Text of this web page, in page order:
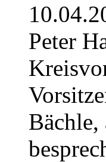
Peter
Bächle,